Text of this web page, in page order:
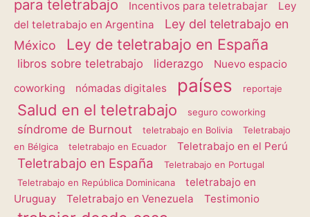
para teletrabajo
Incentivos para teletrabajar
Ley
del teletrabajo en Argentina
Ley del teletrabajo en
México
Ley de teletrabajo en España
libros sobre teletrabajo liderazgo
Nuevo espacio
coworking
nómadas digitales países reportaje
Salud en el teletrabajo seguro coworking
síndrome de Burnout teletrabajo en Bolivia
Teletrabajo
en Bélgica
teletrabajo en Ecuador Teletrabajo en el Perú
Teletrabajo en España
Teletrabajo en Portugal
Teletrabajo en República Dominicana
teletrabajo en
Uruguay
Teletrabajo en Venezuela Testimonio